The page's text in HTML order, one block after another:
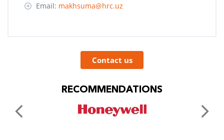
Email: makhsuma@hrc.uz
Contact us
RECOMMENDATIONS